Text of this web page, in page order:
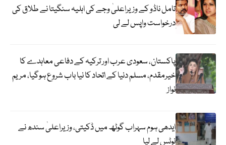
تامل ناڈو کے وزیراعلیٰ وجے کی اہلیہ سنگیتا نے طلاق کی
درخواست واپس لے لی
پاکستان، سعودی عرب اور ترکیہ کے دفاعی معاہدے کا
خیرمقدم، مسلم دنیا کے اتحاد کا نیا باب شروع ہوگیا، مریم
نواز
ایدھی ہوم سہراب گوٹھ میں ڈکیتی، وزیراعلیٰ سندھ نے
نوٹس لے لیا